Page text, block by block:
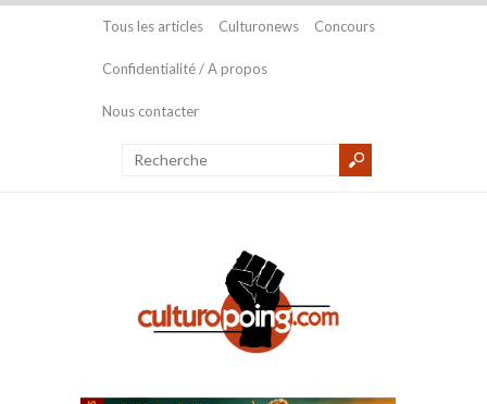
Tous les articles Culturonews Concours
Confidentialité / A propos
Nous contacter